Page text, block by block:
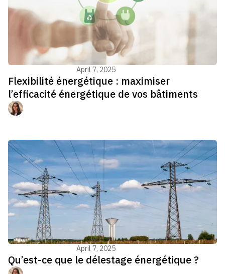
April 7, 2025
Flexibilité énergétique : maximiser
l’efficacité énergétique de vos bâtiments
April 7, 2025
Qu’est-ce que le délestage énergétique ?